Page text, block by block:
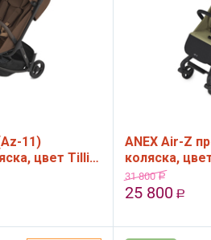
11)
цвет Tillie
ANEX Air-Z
коляска,
31 800 Р
25 800 Р